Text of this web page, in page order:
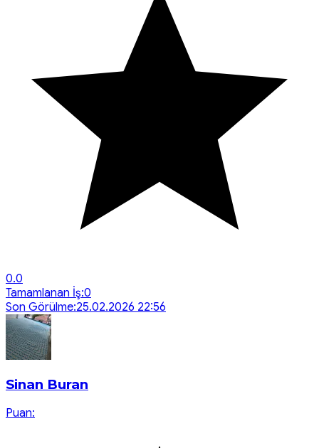
0.0
Tamamlanan İş:0
Son Görülme:25.02.2026 22:56
Sinan Buran
Puan: